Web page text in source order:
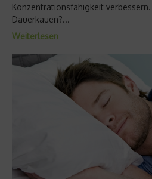
Konzentrationsfähigkeit
Dauerkauen?...
Weiterlesen